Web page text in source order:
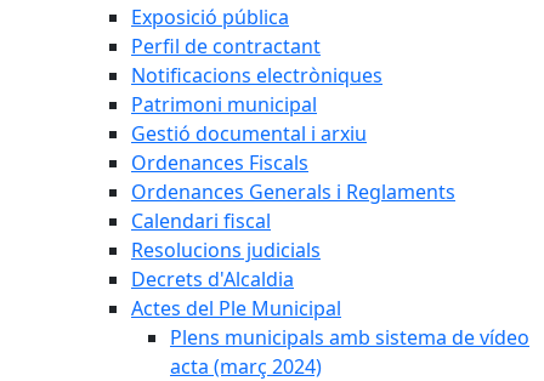
Exposició pública
Perfil de contractant
Notificacions electròniques
Patrimoni municipal
Gestió documental i arxiu
Ordenances Fiscals
Ordenances Generals i Reglaments
Calendari fiscal
Resolucions judicials
Decrets d'Alcaldia
Actes del Ple Municipal
Plens municipals amb sistema de vídeo
acta (març 2024)